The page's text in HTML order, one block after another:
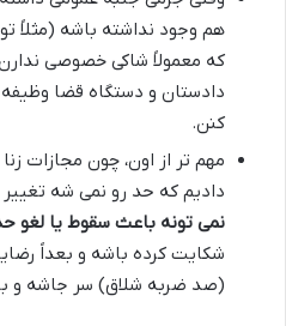
هم وجود نداشته باشه (مثلاً
که معمولاً شاکی خصوصی
دادستان و دستگاه قضا
کنن.
مهم تر از اون، چون مجازات
دادیم که حد رو نمی شه تغییر
نمی تونه باعث سقوط یا لغو
شکایت کرده باشه و بعداً
(صد ضربه شلاق) سر جاشه و